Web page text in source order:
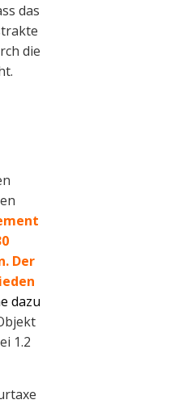
das
die
Der
dazu
1.2